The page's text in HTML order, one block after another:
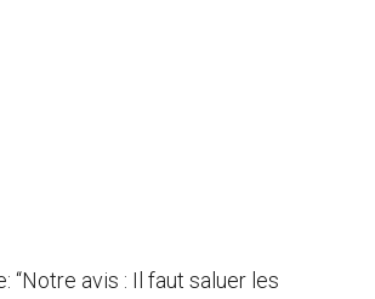
“Notre avis : Il faut saluer les